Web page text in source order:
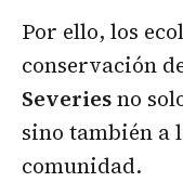
Por ello, los
conservación
Severiesno
sino también a
comunidad.